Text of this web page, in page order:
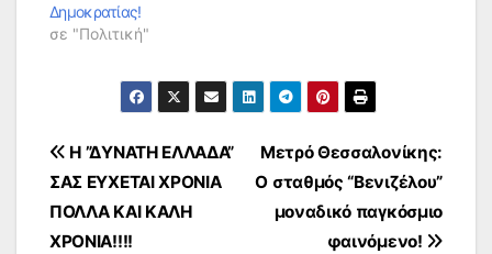
Δημοκρατίας!
σε "Πολιτική"
Πλοήγηση
άρθρων
Μετρό Θεσσαλονίκης:
Ο σταθμός “Βενιζέλου”
μοναδικό παγκόσμιο
φαινόμενο!
Η ”ΔΥΝΑΤΗ ΕΛΛΑΔΑ”
ΣΑΣ ΕΥΧΕΤΑΙ ΧΡΟΝΙΑ
ΠΟΛΛΑ ΚΑΙ ΚΑΛΗ
ΧΡΟΝΙΑ!!!!